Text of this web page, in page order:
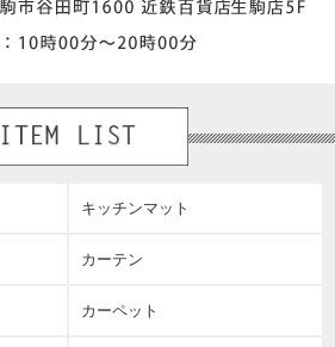
キッチンマット
カーテン
カーペット